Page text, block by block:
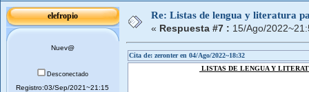
elefropio
Nuev@
Desconectado
Registro:03/Sep/2021~21:15
Re: Listas de lengua y literatura
« Respuesta #7 : 15/Ago/
Cita de: zeronter en 04/Ago/2022~18:32
LISTAS DE LENGUA Y